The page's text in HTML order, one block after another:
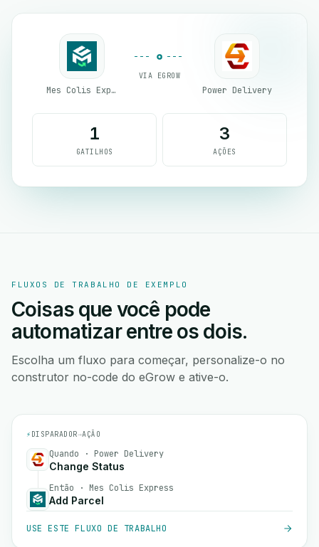
Mes Colis Express
VIA EGROW
Power Delivery
1
GATILHOS
3
AÇÕES
FLUXOS DE TRABALHO DE EXEMPLO
Coisas que você pode
automatizar entre os dois.
Escolha um fluxo para começar, personalize-o no
construtor no-code do eGrow e ative-o.
⚡ DISPARADOR→AÇÃO
Quando · Power Delivery
Change Status
Então · Mes Colis Express
Add Parcel
USE ESTE FLUXO DE TRABALHO